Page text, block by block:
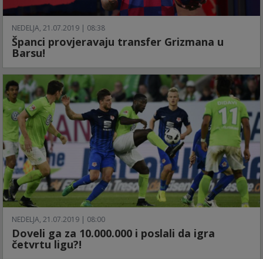
NEDELJA, 21.07.2019 | 08:38
Španci provjeravaju transfer Grizmana u
Barsu!
NEDELJA, 21.07.2019 | 08:00
Doveli ga za 10.000.000 i poslali da igra
četvrtu ligu?!